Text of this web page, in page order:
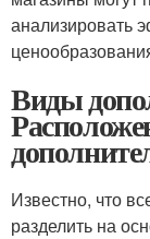
анализировать
Виды
Известно, что
разделить на